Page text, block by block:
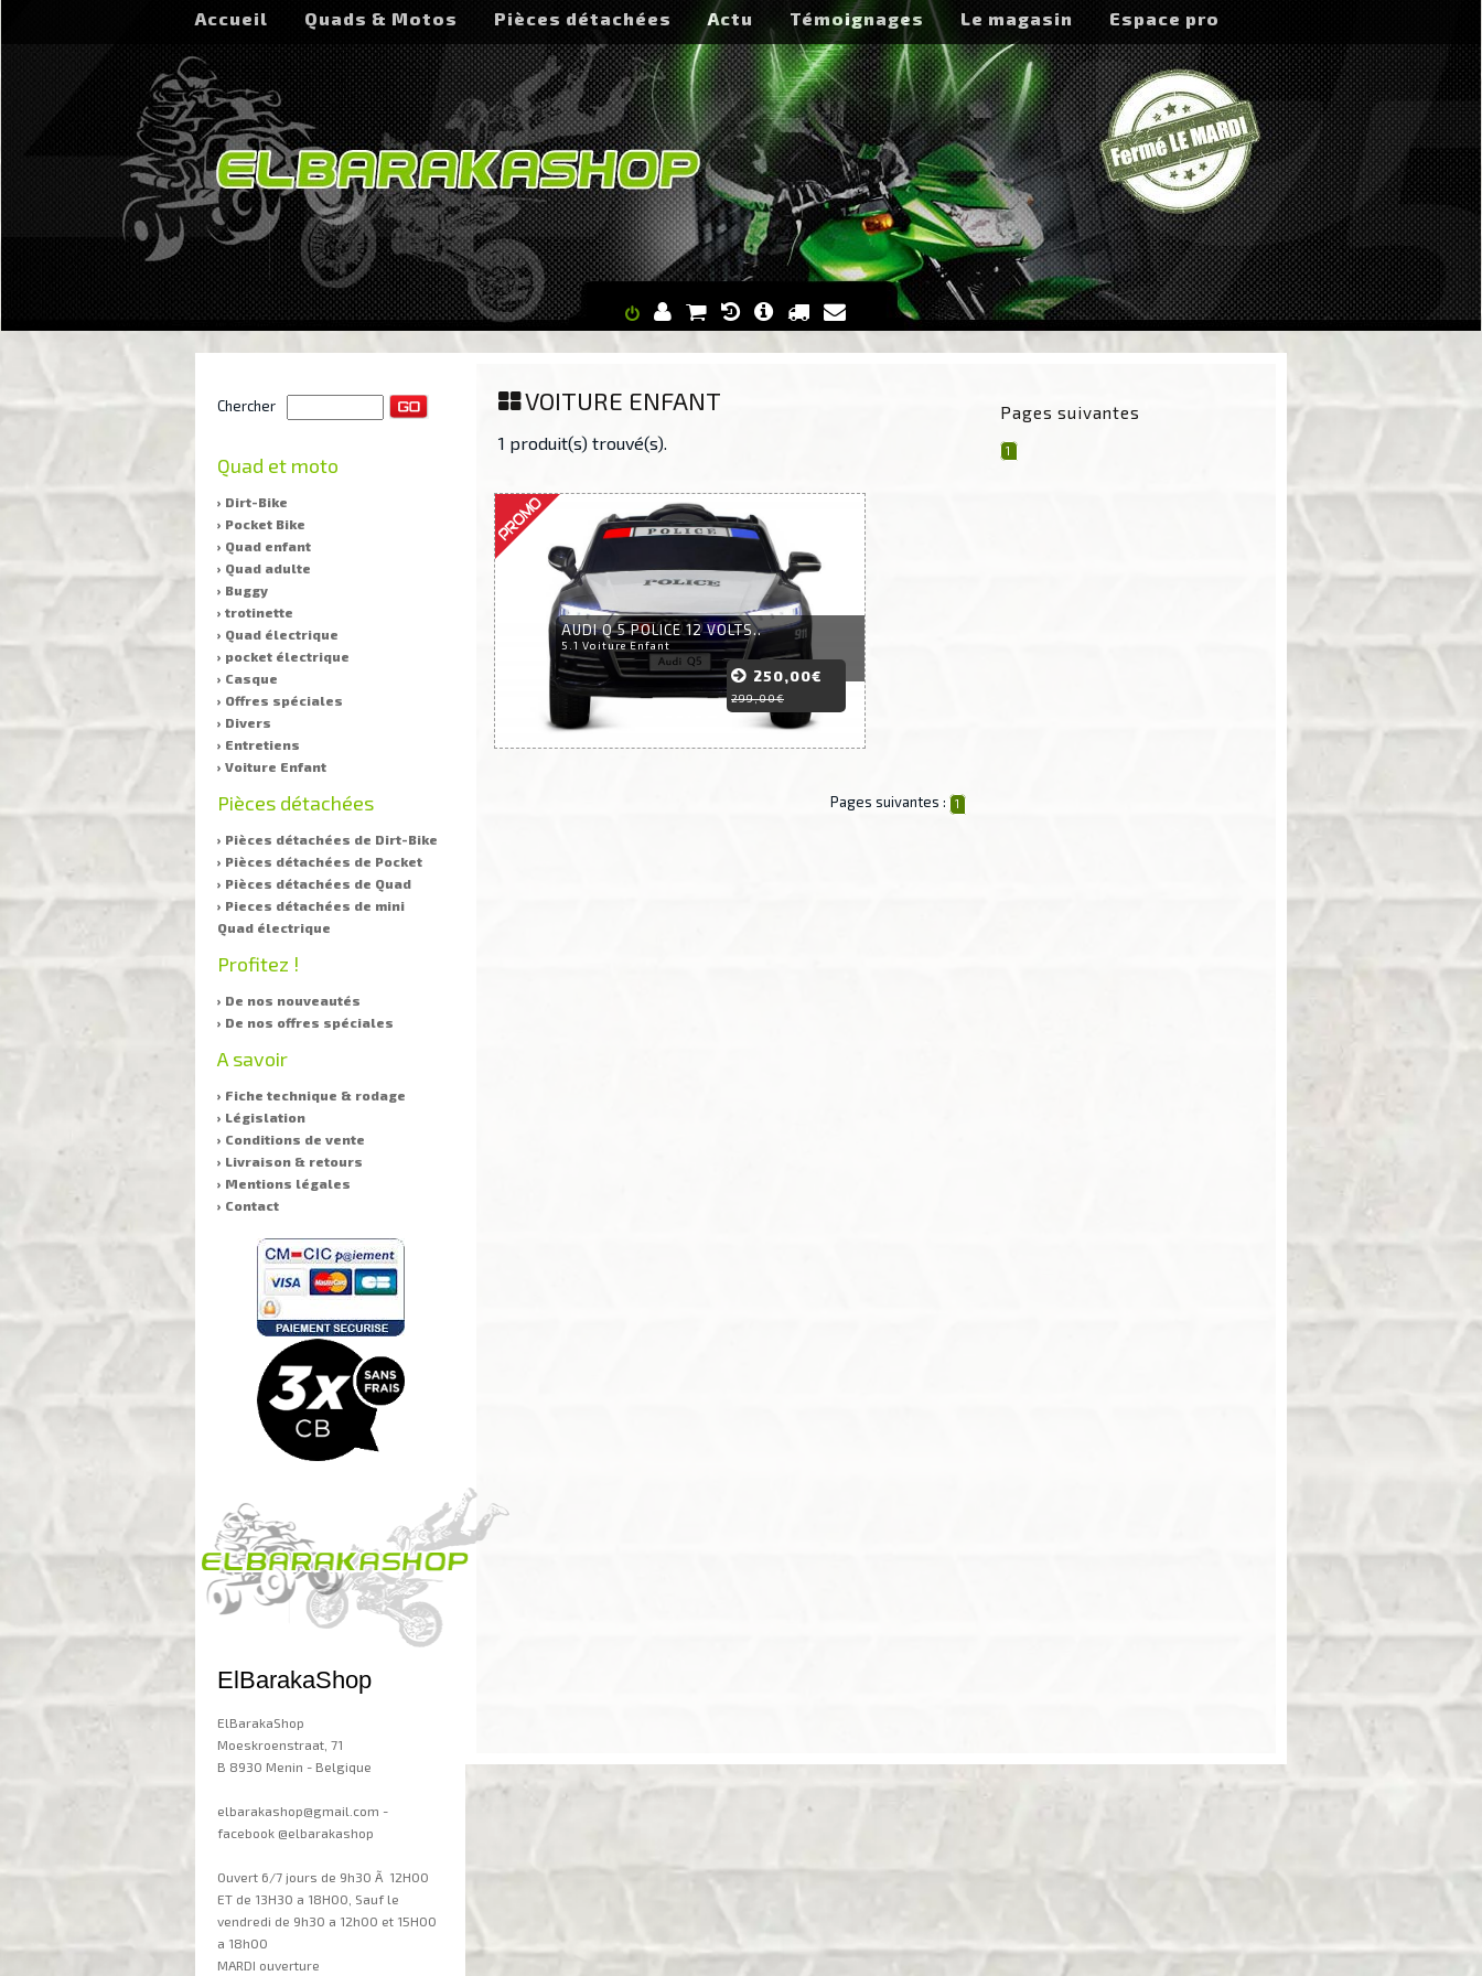
Accueil Quads & Motos Pièces détachées Actu Témoignages Le magasin Espace pro
Chercher
Quad et moto
› Dirt-Bike
› Pocket Bike
› Quad enfant
› Quad adulte
› Buggy
› trotinette
› Quad électrique
› pocket électrique
› Casque
› Offres spéciales
› Divers
› Entretiens
› Voiture Enfant
Pièces détachées
› Pièces détachées de Dirt-Bike
› Pièces détachées de Pocket
› Pièces détachées de Quad
› Pieces détachées de mini
Quad électrique
Profitez !
› De nos nouveautés
› De nos offres spéciales
A savoir
› Fiche technique & rodage
› Législation
› Conditions de vente
› Livraison & retours
› Mentions légales
› Contact
ElBarakaShop
ElBarakaShop
Moeskroenstraat, 71
B 8930 Menin - Belgique
elbarakashop@gmail.com -
facebook @elbarakashop
Ouvert 6/7 jours de 9h30 Ã 12H00
ET de 13H30 a 18H00, Sauf le
vendredi de 9h30 a 12h00 et 15H00
a 18h00
MARDI ouverture
VOITURE ENFANT
1 produit(s) trouvé(s).
Pages suivantes
1
AUDI Q 5 POLICE 12 VOLTS..
5.1 Voiture Enfant
250,00€
299,00€
Pages suivantes : 1